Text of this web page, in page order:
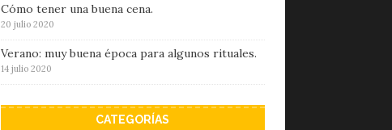
Cómo tener una buena cena.
20 julio 2020
Verano: muy buena época para algunos rituales.
14 julio 2020
CATEGORÍAS